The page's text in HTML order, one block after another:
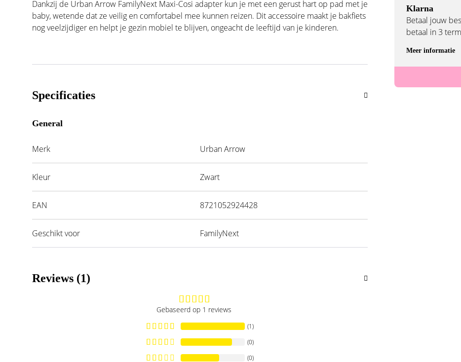
Dankzij de Urban Arrow FamilyNext Maxi-Cosi adapter kun je met een gerust hart op pad met je
baby, wetende dat ze veilig en comfortabel mee kunnen reizen. Dit accessoire maakt je bakfiets
nog veelzijdiger en helpt je gezin mobiel te blijven, ongeacht de leeftijd van je kinderen.
Specificaties
General
Merk Urban Arrow
Kleur Zwart
EAN 8721052924428
Geschikt voor FamilyNext
Reviews (1)
Gebaseerd op 1 reviews
(1)
(0)
(0)
Klarna
Betaal jouw
betaal in 3
Meer informatie